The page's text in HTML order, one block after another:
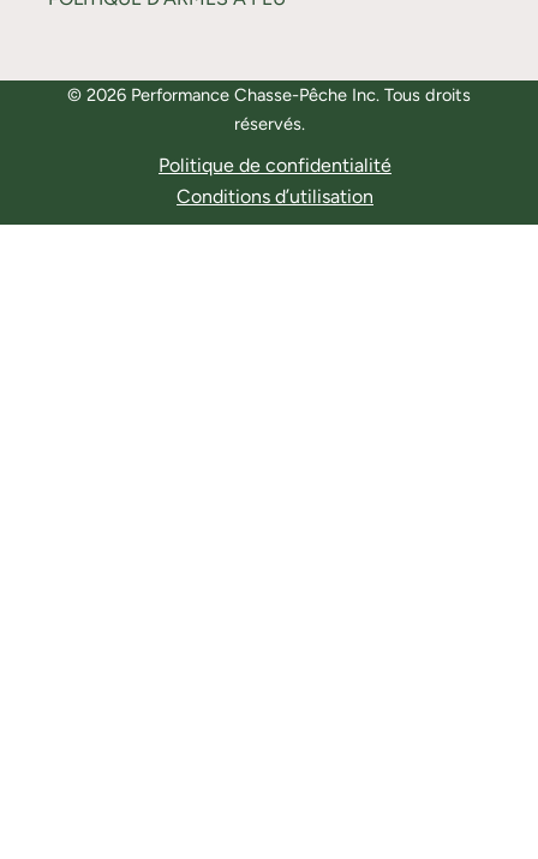
© 2026 Performance Chasse-Pêche Inc. Tous droits
réservés.
Politique de confidentialité
Conditions d’utilisation